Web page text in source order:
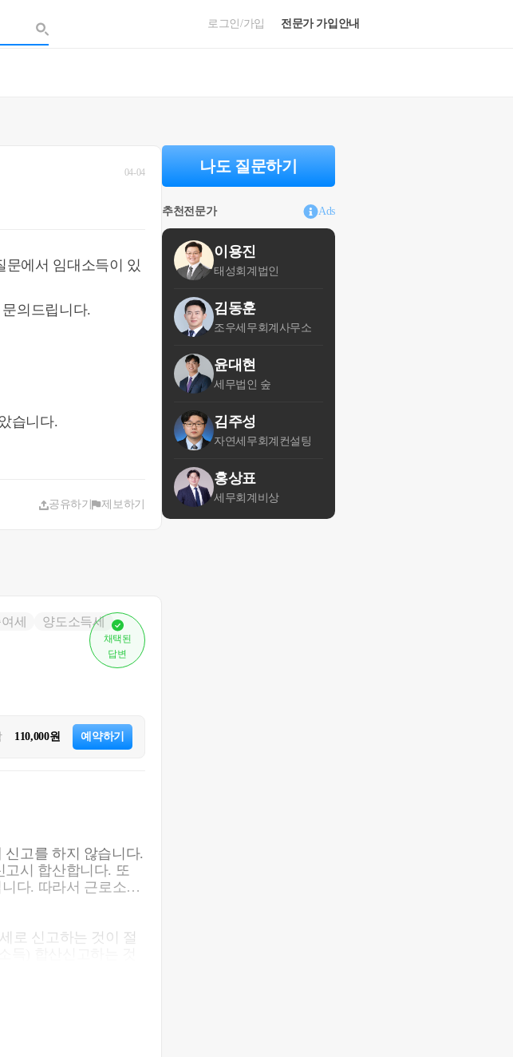
로그인/가입 전문가 가입안내
04-04
문에서 임대소득이 있
의드립니다.
습니다.
공유하기 제보하기
채택된
답변
세 양도소득세
110,000원 예약하기
신고를 하지 않습니다.
고시 합산합니다. 또
다. 따라서 근로소득
로 신고하는 것이 절
고하시면 됩니다. 만
나도 질문하기
추천전문가 Ads
이용진
태성회계법인
김동훈
조우세무회계사무소
윤대현
세무법인 숲
김주성
자연세무회계컨설팅
홍상표
세무회계비상